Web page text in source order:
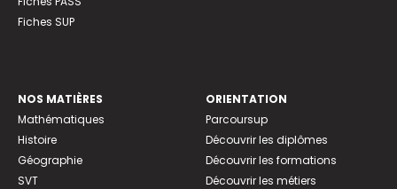
Fiches SUP
NOS MATIÈRES
Mathématiques
Histoire
Géographie
SVT
ORIENTATION
Parcoursup
Découvrir les diplômes
Découvrir les formations
Découvrir les métiers